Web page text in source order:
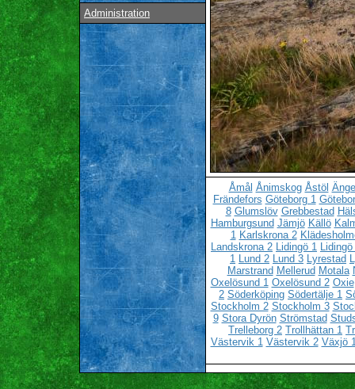
Administration
Åmål Ånimskog Åstöl
Frändefors Göteborg 1
8 Glumslöv Grebbestad
Hamburgsund Jämjö Källö
1 Karlskrona 2
Landskrona 2 Lidingö 1 Lidingö
1 Lund 2 Lund 3 Lyrestad
Marstrand Mellerud Motala
Oxelösund 1 Oxelösund 2 Oxie
2 Söderköping Södertälje 1
Stockholm 2 Stockholm 3
9 Stora Dyrön Strömstad
Trelleborg 2 Trollhättan 1
Västervik 1 Västervik 2 Växjö